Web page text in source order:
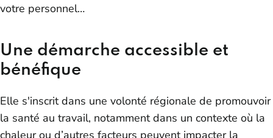
votre personnel…
Une démarche accessible et
bénéfique
Elle s'inscrit dans une volonté régionale de promouvoir
la santé au travail, notamment dans un contexte où la
chaleur ou d’autres facteurs peuvent impacter la